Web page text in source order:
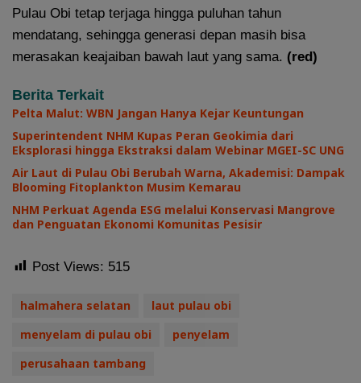
Pulau Obi tetap terjaga hingga puluhan tahun
mendatang, sehingga generasi depan masih bisa
merasakan keajaiban bawah laut yang sama. (red)
Berita Terkait
Pelta Malut: WBN Jangan Hanya Kejar Keuntungan
Superintendent NHM Kupas Peran Geokimia dari
Eksplorasi hingga Ekstraksi dalam Webinar MGEI-SC UNG
Air Laut di Pulau Obi Berubah Warna, Akademisi: Dampak
Blooming Fitoplankton Musim Kemarau
NHM Perkuat Agenda ESG melalui Konservasi Mangrove
dan Penguatan Ekonomi Komunitas Pesisir
Post Views: 515
halmahera selatan
laut pulau obi
menyelam di pulau obi
penyelam
perusahaan tambang